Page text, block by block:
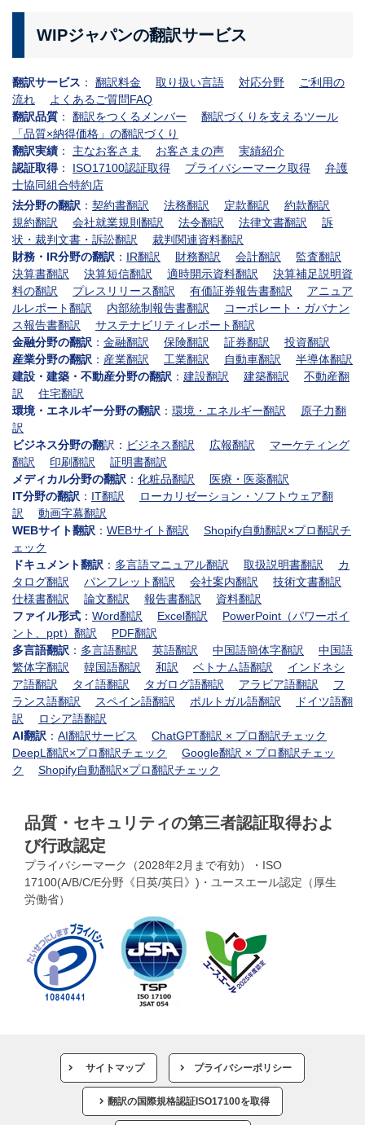
WIPジャパンの翻訳サービス
翻訳サービス ： 翻訳料金 取り扱い言語 対応分野
ご利用の
流れ
よくあるご質問FAQ
翻訳品質 ： 翻訳をつくるメンバー
翻訳づくりを支えるツール
「品質×納得価格」の翻訳づくり
翻訳実績 ： 主なお客さま お客さまの声
実績紹介
認証取得 ： ISO17100認証取得 プライバシーマーク取得
弁護
士協同組合特約店
法分野の翻訳 ： 契約書翻訳 法務翻訳 定款翻訳
約款翻訳
規約翻訳
会社就業規則翻訳 法令翻訳 法律文書翻訳
訴
状・裁判文書・訴訟翻訳
裁判関連資料翻訳
財務・IR分野の翻訳 ： IR翻訳 財務翻訳 会計翻訳
監査翻訳
決算書翻訳
決算短信翻訳 適時開示資料翻訳
決算補足説明資
料の翻訳
プレスリリース翻訳 有価証券報告書翻訳
アニュア
ルレポート翻訳
内部統制報告書翻訳
コーポレート・ガバナン
ス報告書翻訳
サステナビリティレポート翻訳
金融分野の翻訳 ： 金融翻訳 保険翻訳 証券翻訳
投資翻訳
産業分野の翻訳 ： 産業翻訳 工業翻訳 自動車翻訳
半導体翻訳
建設・建築・不動産分野の翻訳 ： 建設翻訳 建築翻訳
不動産翻
訳
住宅翻訳
環境・エネルギー分野の翻訳 ： 環境・エネルギー翻訳
原子力翻
訳
ビジネス分野の翻訳： ビジネス翻訳 広報翻訳
マーケティング
翻訳
印刷翻訳
証明書翻訳
メディカル分野の翻訳 ： 化粧品翻訳
医療・医薬翻訳
IT分野の翻訳 ： IT翻訳
ローカリゼーション・ソフトウェア翻
訳
動画字幕翻訳
WEBサイト翻訳 ： WEBサイト翻訳
Shopify自動翻訳×プロ翻訳チ
ェック
ドキュメント翻訳 ： 多言語マニュアル翻訳 取扱説明書翻訳
カ
タログ翻訳
パンフレット翻訳 会社案内翻訳
技術文書翻訳
仕様書翻訳
論文翻訳 報告書翻訳
資料翻訳
ファイル形式 ： Word翻訳 Excel翻訳
PowerPoint（パワーポイ
ント、ppt）翻訳
PDF翻訳
多言語翻訳 ： 多言語翻訳 英語翻訳 中国語簡体字翻訳
中国語
繁体字翻訳
韓国語翻訳 和訳 ベトナム語翻訳
インドネシ
ア語翻訳
タイ語翻訳 タガログ語翻訳 アラビア語翻訳
フ
ランス語翻訳
スペイン語翻訳 ポルトガル語翻訳
ドイツ語翻
訳
ロシア語翻訳
AI翻訳 ： AI翻訳サービス
ChatGPT翻訳 × プロ翻訳チェック
DeepL翻訳×プロ翻訳チェック
Google翻訳 × プロ翻訳チェッ
ク
Shopify自動翻訳×プロ翻訳チェック
品質・セキュリティの第三者認証取得およ
び行政認定
プライバシーマーク（2028年2月まで有効）・ISO
17100(A/B/C/E分野《日英/英日》)・ユースエール認定（厚生
労働省）
サイトマップ プライバシーポリシー
翻訳の国際規格認証ISO17100を取得